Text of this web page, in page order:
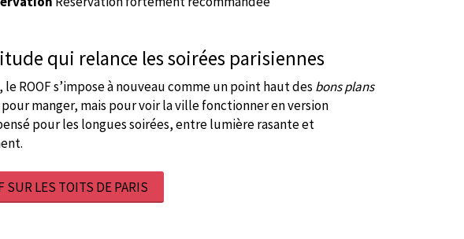
qui relance les soirées parisiennes
ROOF s’impose à nouveau comme un point haut des bons plans
manger, mais pour voir la ville fonctionner en version
pour les longues soirées, entre lumière rasante et
SUR LES TOITS DE PARIS